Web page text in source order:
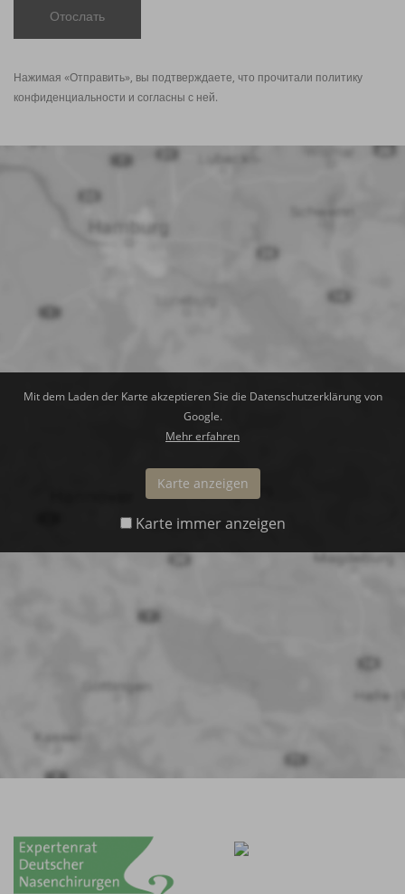
Отослать
Нажимая «Отправить», вы подтверждаете, что прочитали политику
конфиденциальности и согласны с ней.
Mit dem Laden der Karte akzeptieren Sie die Datenschutzerklärung von
Google.
Mehr erfahren
Karte anzeigen
Karte immer anzeigen